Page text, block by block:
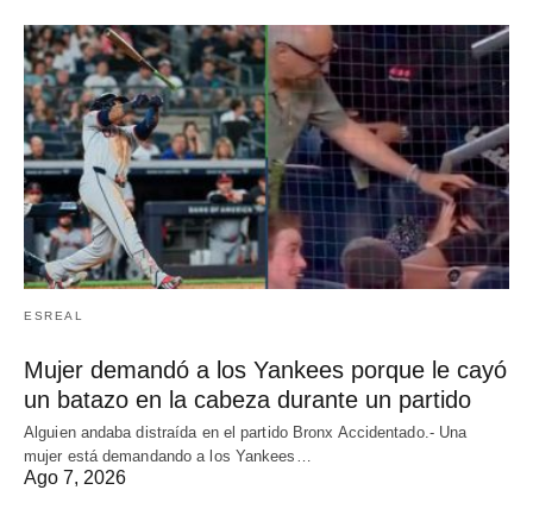
ESREAL
Mujer demandó a los Yankees porque le cayó
un batazo en la cabeza durante un partido
Alguien andaba distraída en el partido Bronx Accidentado.- Una
mujer está demandando a los Yankees…
Ago 7, 2026